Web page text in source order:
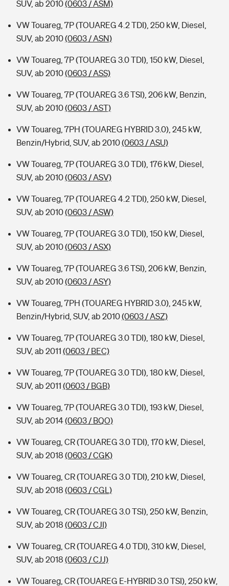
SUV, ab 2010(0603 / ASM)
VW Touareg, 7P (TOUAREG 4.2 TDI), 250 kW, Diesel,
SUV, ab 2010(0603 / ASN)
VW Touareg, 7P (TOUAREG 3.0 TDI), 150 kW, Diesel,
SUV, ab 2010(0603 / ASS)
VW Touareg, 7P (TOUAREG 3.6 TSI), 206 kW, Benzin,
SUV, ab 2010(0603 / AST)
VW Touareg, 7PH (TOUAREG HYBRID 3.0), 245 kW,
Benzin/Hybrid, SUV, ab 2010(0603 / ASU)
VW Touareg, 7P (TOUAREG 3.0 TDI), 176 kW, Diesel,
SUV, ab 2010(0603 / ASV)
VW Touareg, 7P (TOUAREG 4.2 TDI), 250 kW, Diesel,
SUV, ab 2010(0603 / ASW)
VW Touareg, 7P (TOUAREG 3.0 TDI), 150 kW, Diesel,
SUV, ab 2010(0603 / ASX)
VW Touareg, 7P (TOUAREG 3.6 TSI), 206 kW, Benzin,
SUV, ab 2010(0603 / ASY)
VW Touareg, 7PH (TOUAREG HYBRID 3.0), 245 kW,
Benzin/Hybrid, SUV, ab 2010(0603 / ASZ)
VW Touareg, 7P (TOUAREG 3.0 TDI), 180 kW, Diesel,
SUV, ab 2011 (0603 / BEC)
VW Touareg, 7P (TOUAREG 3.0 TDI), 180 kW, Diesel,
SUV, ab 2011 (0603 / BGB)
VW Touareg, 7P (TOUAREG 3.0 TDI), 193 kW, Diesel,
SUV, ab 2014(0603 / BQO)
VW Touareg, CR (TOUAREG 3.0 TDI), 170 kW, Diesel,
SUV, ab 2018 (0603 / CGK)
VW Touareg, CR (TOUAREG 3.0 TDI), 210 kW, Diesel,
SUV, ab 2018 (0603 / CGL)
VW Touareg, CR (TOUAREG 3.0 TSI), 250 kW, Benzin,
SUV, ab 2018 (0603 / CJI)
VW Touareg, CR (TOUAREG 4.0 TDI), 310 kW, Diesel,
SUV, ab 2018 (0603 / CJJ)
VW Touareg, CR (TOUAREG E-HYBRID 3.0 TSI), 250 kW,